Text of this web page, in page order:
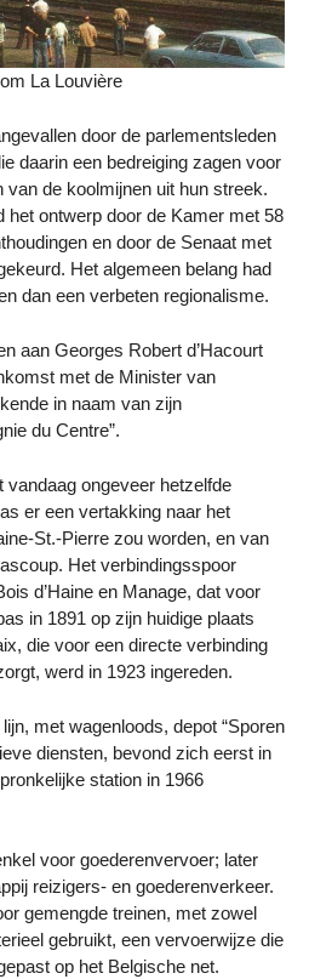
La Louvière
door de parlementsleden
daarin een bedreiging zagen voor
de koolmijnen uit hun streek.
het ontwerp door de Kamer met 58
en door de Senaat met
Het algemeen belang had
dan een verbeten regionalisme.
aan Georges Robert d’Hacourt
met de Minister van
in naam van zijn
du Centre”.
vandaag ongeveer hetzelfde
er een vertakking naar het
St.-Pierre zou worden, en van
Het verbindingsspoor
d’Haine en Manage, dat voor
in 1891 op zijn huidige plaats
die voor een directe verbinding
werd in 1923 ingereden.
met wagenloods, depot “Sporen
diensten, bevond zich eerst in
station in 1966
voor goederenvervoer; later
reizigers- en goederenverkeer.
gemengde treinen, met zowel
gebruikt, een vervoerwijze die
op het Belgische net.